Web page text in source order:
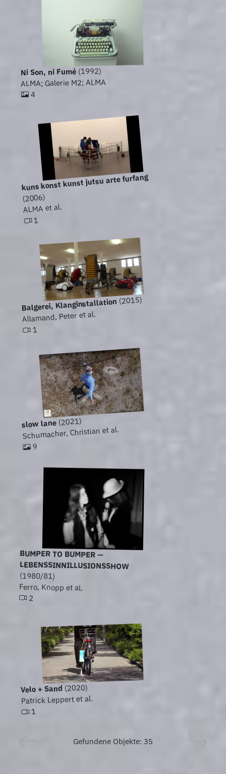
Ni Son, ni Fumé(1992)
ALMA; Galerie M2; ALMA
4
kuns konst kunst jutsu arte furfang
(2006)
ALMA et al.
1
Balgerei, Klanginstallation (2015)
Allamand, Peter et al.
1
slow lane(2021)
Schumacher, Christian et al.
9
BUMPER TO BUMPER —
LEBENSSINNILLUSIONSSHOW
(1980/81)
Ferro, Knopp et al.
2
Velo + Sand (2020)
Patrick Leppert et al.
1
Gefundene Objekte: 35